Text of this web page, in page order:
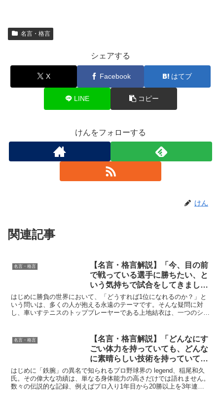
名言・格言
シェアする
X Facebook はてブ
LINE コピー
けんをフォローする
けん
関連記事
名言・格言
【名言・格言解説】「今、目の前
で戦っている選手に勝ちたい、と
いう気持ちで試合をしてきまし
た。それをずっと続けていたら、
いつのまにか1位になってい
た。」by 上地結衣の深い意味と
はじめに勝負の世界において、「どうすれば1位になれるのか？」と
いう問いは、多くの人が抱える永遠のテーマです。そんな疑問に対
し、車いすテニスのトッププレーヤーである上地結衣は、一つのシン
名言・格言
【名言・格言解説】「どんなにす
ごい体力を持っていても、どんな
に素晴らしい技術を持っていて
も、それらを活かしているのは心
理的なものとか精神的なものなん
ですよ。」by 稲尾和久の深い意
はじめに「鉄腕」の異名で知られるプロ野球界の legend、稲尾和久
氏。その偉大な功績は、単なる身体能力の高さだけでは語れません。
数々の伝説的な記録、例えばプロ入り1年目から20勝以上を3年連続